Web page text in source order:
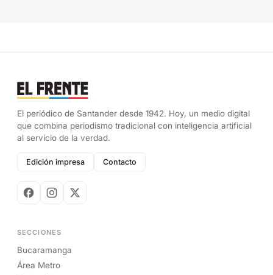
El periódico de Santander desde 1942. Hoy, un medio digital
que combina periodismo tradicional con inteligencia artificial
al servicio de la verdad.
Edición impresa Contacto
SECCIONES
Bucaramanga
Área Metro